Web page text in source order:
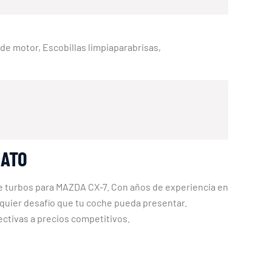
motor, Escobillas limpiaparabrisas,
para MAZDA CX-7. Con años de experiencia en
desafío que tu coche pueda presentar.
a precios competitivos.